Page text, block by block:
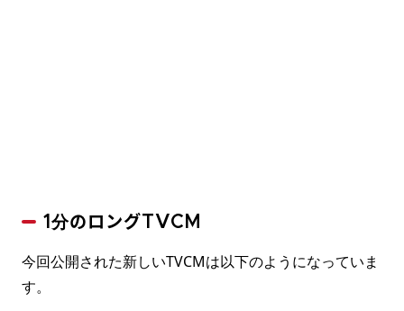
1分のロングTVCM
今回公開された新しいTVCMは以下のようになっていま
す。